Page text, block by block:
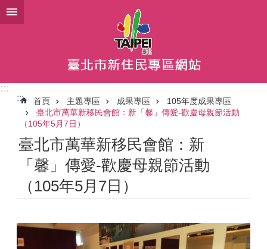
跳到主要內容區塊
:::
:::
首頁 主題專區 成果專區
105年度成果專區
臺北市萬華新移民會館：新「馨」傳愛-歡慶母親節活動
（105年5月7日）
臺北市萬華新移民會館：新
「馨」傳愛-歡慶母親節活動
（105年5月7日）